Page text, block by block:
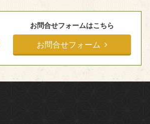
お問合せフォームはこちら
お問合せフォーム